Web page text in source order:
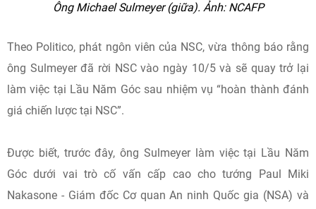
Ông Michael Sulmeyer (giữa). Ảnh: NCAFP
Theo Politico, phát ngôn viên của NSC, vừa thông báo rằng
ông Sulmeyer đã rời NSC vào ngày 10/5 và sẽ quay trở lại
làm việc tại Lầu Năm Góc sau nhiệm vụ “hoàn thành đánh
giá chiến lược tại NSC”.
Được biết, trước đây, ông Sulmeyer làm việc tại Lầu Năm
Góc dưới vai trò cố vấn cấp cao cho tướng Paul Miki
Nakasone - Giám đốc Cơ quan An ninh Quốc gia (NSA) và